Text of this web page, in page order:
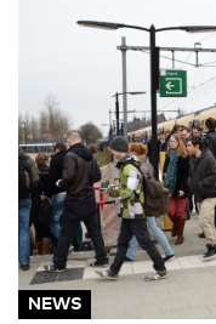
NEWS